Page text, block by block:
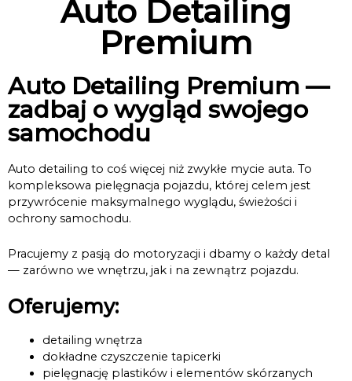
Auto Detailing
Premium
Auto Detailing Premium —
zadbaj o wygląd swojego
samochodu
Auto detailing to coś więcej niż zwykłe mycie auta. To
kompleksowa pielęgnacja pojazdu, której celem jest
przywrócenie maksymalnego wyglądu, świeżości i
ochrony samochodu.
Pracujemy z pasją do motoryzacji i dbamy o każdy detal
— zarówno we wnętrzu, jak i na zewnątrz pojazdu.
Oferujemy:
detailing wnętrza
dokładne czyszczenie tapicerki
pielęgnację plastików i elementów skórzanych